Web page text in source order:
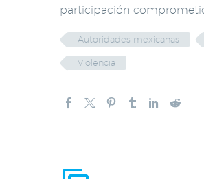
participación
Autoridades mexicanas
Violencia